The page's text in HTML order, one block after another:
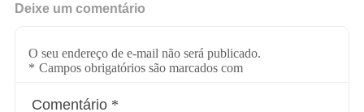
Deixe um comentário
O seu endereço de e-mail não será publicado.
Campos obrigatórios são marcados com
*
Comentário *